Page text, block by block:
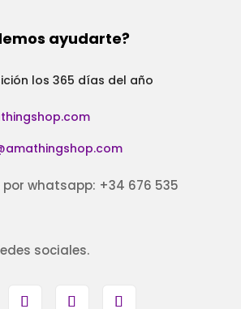
ayudarte?
los 365 días del año
whatsapp: +34 676 535
sociales.